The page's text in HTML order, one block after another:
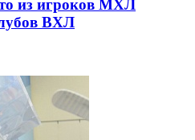
из игроков МХЛ
ВХЛ